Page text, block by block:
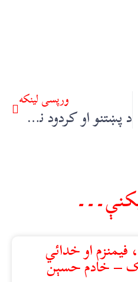
ورپسې لينکه
د پښتنو او کردود نسلیت او شناخت جنګ – ډ. سهېل خان
او خدائي
– خادم حسېن